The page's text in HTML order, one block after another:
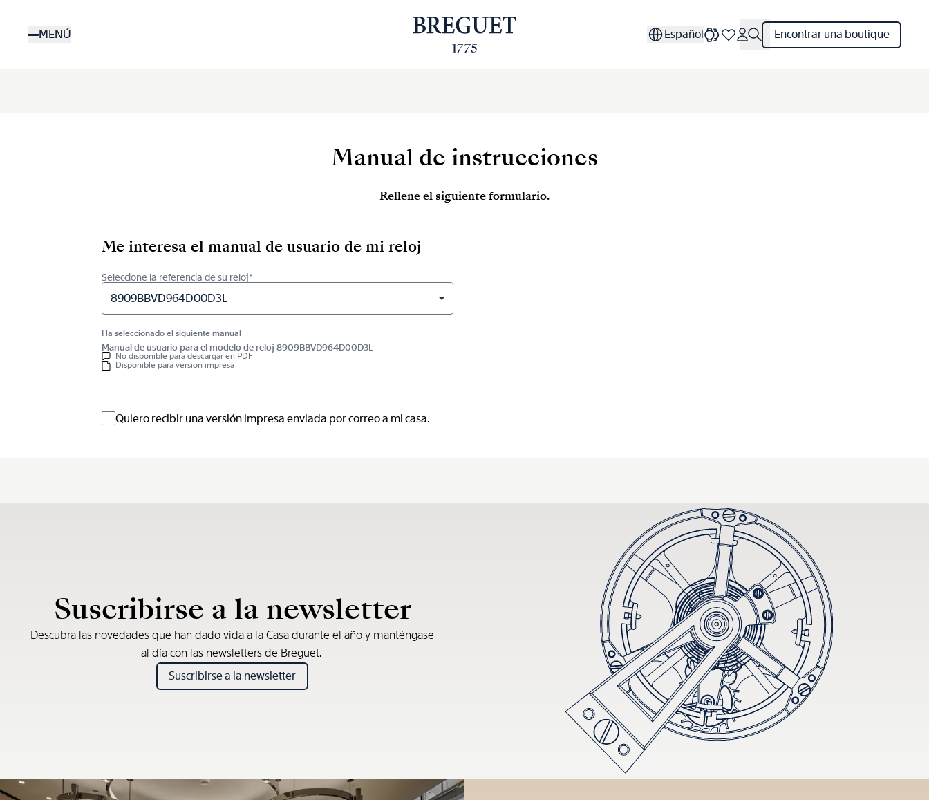
contenidoMENÚ Español Encontrar una boutique
Manual de instrucciones
Rellene el siguiente formulario.
Me interesa el manual de usuario de mi reloj
Seleccione la referencia de su reloj*
8909BBVD964D00D3L
Ha seleccionado el siguiente manual
Manual de usuario para el modelo de reloj 8909BBVD964D00D3L
No disponible para descargar en PDF
Disponible para versión impresa
Quiero recibir una versión impresa enviada por correo a mi casa.
Suscribirse a la newsletter
Descubra las novedades que han dado vida a la Casa durante el año y manténgase
al día con las newsletters de Breguet.
Suscribirse a la newsletter